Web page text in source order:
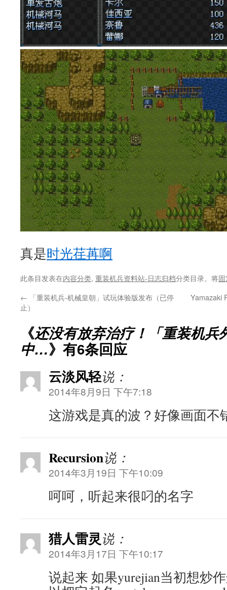
真是时光荏苒啊
此条目发表在内容分类, 重装机兵资料站-日志归档分类目录。将
← 「重装机兵-机械皇朝」试玩体验版发布（已停
止）
Yamazaki
《还没有放弃治疗！「重装机兵
中…》有6条回应
云淡风轻说：
2014年8月9日 下午7:18
这游戏是真的波？好像画面不
Recursion说：
2014年3月19日 下午10:09
呵呵，听起来很叼的名字
猎人雷灵说：
2014年3月17日 下午10:17
说起来 如果yurejian当初想炒